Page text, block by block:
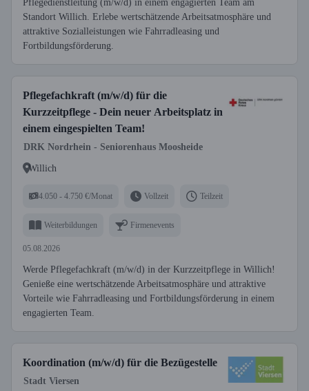
Pflegedienstleitung (m/w/d) in einem engagierten Team am
Standort Willich. Erlebe wertschätzende Arbeitsatmosphäre und
attraktive Sozialleistungen wie Fahrradleasing und
Fortbildungsförderung.
Pflegefachkraft (m/w/d) für die
Kurzzeitpflege - Dein neuer Arbeitsplatz in
einem eingespielten Team!
DRK Nordrhein - Seniorenhaus Moosheide
Willich
4.050 - 4.750 €/Monat Vollzeit Teilzeit
Weiterbildungen Firmenevents
05.08.2026
Werde Pflegefachkraft (m/w/d) in der Kurzzeitpflege in Willich!
Genieße eine wertschätzende Arbeitsatmosphäre und attraktive
Vorteile wie Fahrradleasing und Fortbildungsförderung in einem
engagierten Team.
Koordination (m/w/d) für die Bezügestelle
Stadt Viersen